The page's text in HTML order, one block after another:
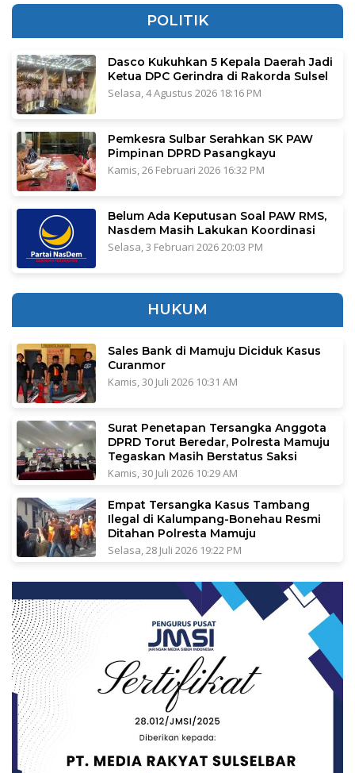
POLITIK
Dasco Kukuhkan 5 Kepala Daerah Jadi
Ketua DPC Gerindra di Rakorda Sulsel
Selasa, 4 Agustus 2026 18:16 PM
Pemkesra Sulbar Serahkan SK PAW
Pimpinan DPRD Pasangkayu
Kamis, 26 Februari 2026 16:32 PM
Belum Ada Keputusan Soal PAW RMS,
Nasdem Masih Lakukan Koordinasi
Selasa, 3 Februari 2026 20:03 PM
HUKUM
Sales Bank di Mamuju Diciduk Kasus
Curanmor
Kamis, 30 Juli 2026 10:31 AM
Surat Penetapan Tersangka Anggota
DPRD Torut Beredar, Polresta Mamuju
Tegaskan Masih Berstatus Saksi
Kamis, 30 Juli 2026 10:29 AM
Empat Tersangka Kasus Tambang
Ilegal di Kalumpang-Bonehau Resmi
Ditahan Polresta Mamuju
Selasa, 28 Juli 2026 19:22 PM